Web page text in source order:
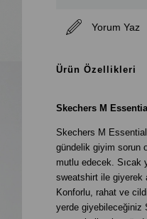
Yorum Yaz
Ürün Özellikleri
Skechers M
Skechers M
gündelik giyim sorun
mutlu edecek. Sıcak
sweatshirt ile giyerek
Konforlu, rahat ve
yerde giyebileceğiniz